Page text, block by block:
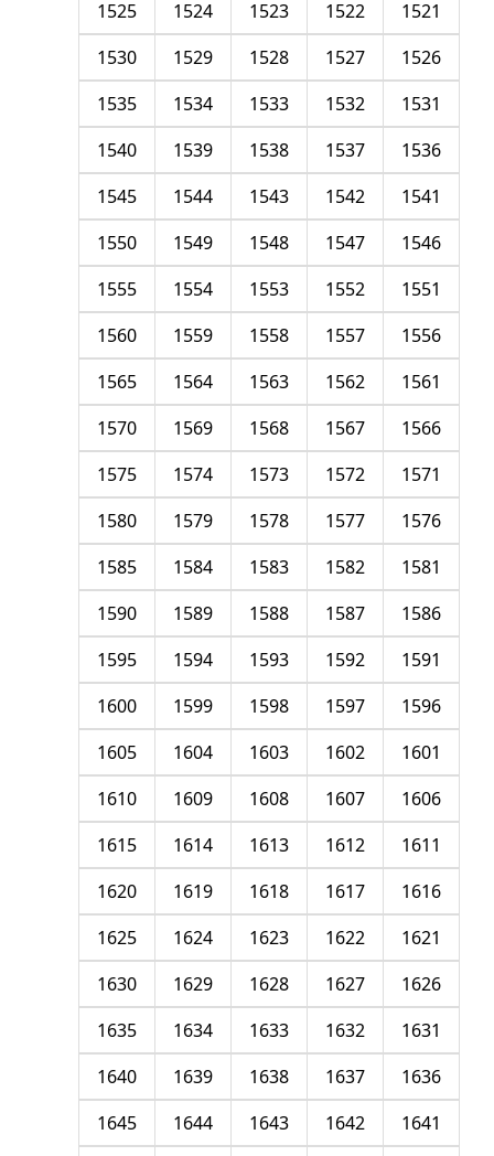
1521
1522
1523
1524
1525
1526
1527
1528
1529
1530
1531
1532
1533
1534
1535
1536
1537
1538
1539
1540
1541
1542
1543
1544
1545
1546
1547
1548
1549
1550
1551
1552
1553
1554
1555
1556
1557
1558
1559
1560
1561
1562
1563
1564
1565
1566
1567
1568
1569
1570
1571
1572
1573
1574
1575
1576
1577
1578
1579
1580
1581
1582
1583
1584
1585
1586
1587
1588
1589
1590
1591
1592
1593
1594
1595
1596
1597
1598
1599
1600
1601
1602
1603
1604
1605
1606
1607
1608
1609
1610
1611
1612
1613
1614
1615
1616
1617
1618
1619
1620
1621
1622
1623
1624
1625
1626
1627
1628
1629
1630
1631
1632
1633
1634
1635
1636
1637
1638
1639
1640
1641
1642
1643
1644
1645